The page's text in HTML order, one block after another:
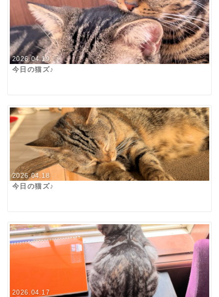
2026.04.19
今日の猫ズ♪
2026.04.18
今日の猫ズ♪
2026.04.17